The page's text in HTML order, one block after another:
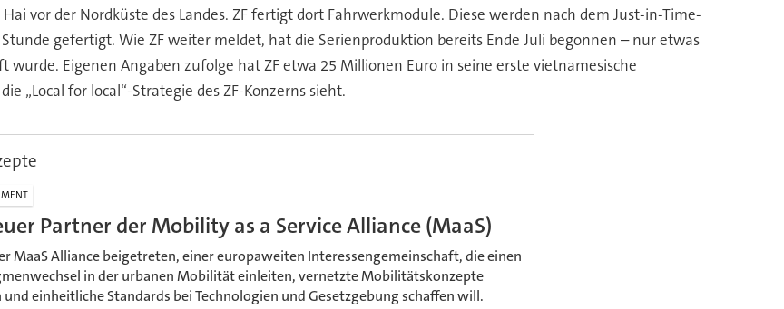
vor der Nordküste des Landes. ZF fertigt dort Fahrwerkmodule. Diese werden nach dem Just-in-Time-
gefertigt. Wie ZF weiter meldet, hat die Serienproduktion bereits Ende Juli begonnen – nur etwas
Eigenen Angaben zufolge hat ZF etwa 25 Millionen Euro in seine erste vietnamesische
„Local for local“-Strategie des ZF-Konzerns sieht.
Partner der Mobility as a Service Alliance (MaaS)
MaaS Alliance beigetreten, einer europaweiten Interessengemeinschaft, die einen
in der urbanen Mobilität einleiten, vernetzte Mobilitätskonzepte
einheitliche Standards bei Technologien und Gesetzgebung schaffen will.